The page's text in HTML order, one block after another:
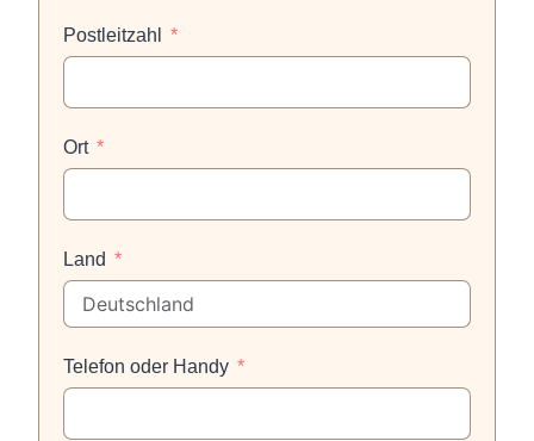
Postleitzahl
Ort
Land
Telefon oder Handy